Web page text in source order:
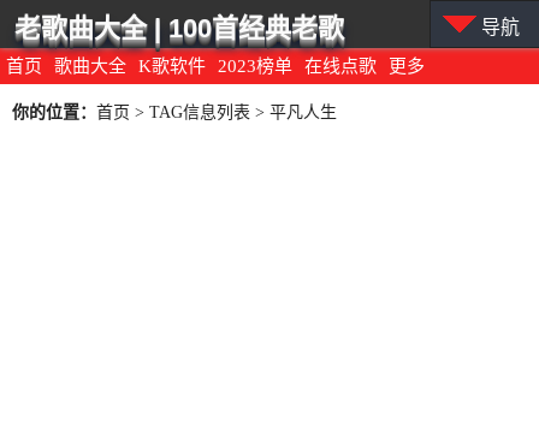
首页 歌曲大全 K歌软件 2023榜单 在线点歌 更多
老歌曲大全 | 100首经典老歌 导航
你的位置： 首页 > TAG信息列表 > 平凡人生